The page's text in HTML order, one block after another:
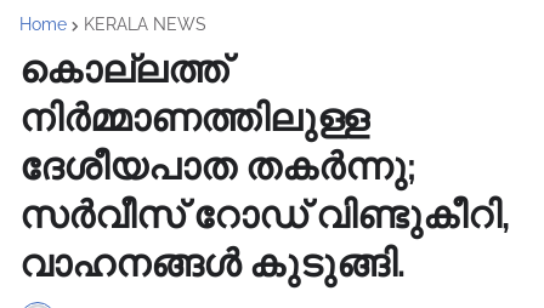
Home KERALA NEWS
കൊല്ലത്ത്
നിർമ്മാണത്തിലുള്ള
ദേശീയപാത തകർന്നു;
സർവീസ് റോഡ് വിണ്ടുകീറി,
വാഹനങ്ങൾ കുടുങ്ങി.